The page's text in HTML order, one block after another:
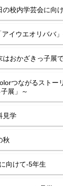
校内学芸会に向
イウエオリババ
おかざきっ子展
つながるスト
展」～
見学
秋
向けて-5年生